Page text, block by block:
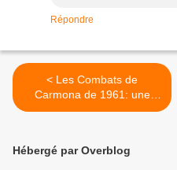
Répondre
< Les Combats de
Carmona de 1961: une
page de la lutte Angolaise
Hébergé par Overblog